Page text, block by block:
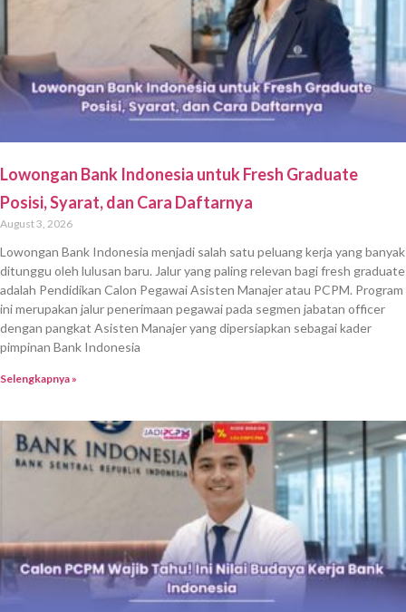
Lowongan Bank Indonesia untuk Fresh Graduate
Posisi, Syarat, dan Cara Daftarnya
August 3, 2026
Lowongan Bank Indonesia menjadi salah satu peluang kerja yang banyak
ditunggu oleh lulusan baru. Jalur yang paling relevan bagi fresh graduate
adalah Pendidikan Calon Pegawai Asisten Manajer atau PCPM. Program
ini merupakan jalur penerimaan pegawai pada segmen jabatan officer
dengan pangkat Asisten Manajer yang dipersiapkan sebagai kader
pimpinan Bank Indonesia
Selengkapnya »